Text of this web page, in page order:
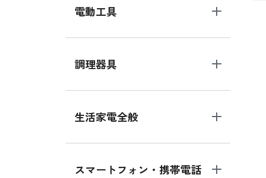
電動工具
調理器具
生活家電全般
スマートフォン・携帯電話